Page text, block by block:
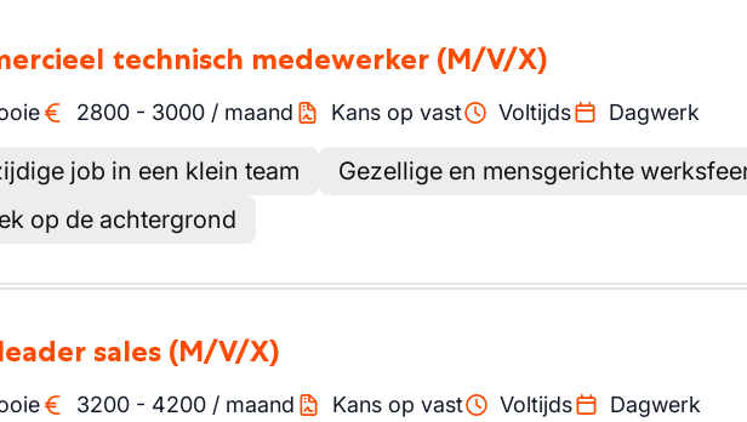
technisch medewerker (M/V/X)
2800 - 3000 / maand Kans op vast Voltijds Dagwerk
job in een klein team
Gezellige en mensgerichte
op de achtergrond
sales (M/V/X)
3200 - 4200 / maand Kans op vast Voltijds Dagwerk